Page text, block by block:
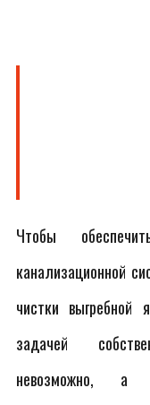
Чтобы
канализационной
чистки
задачей
невозможно,